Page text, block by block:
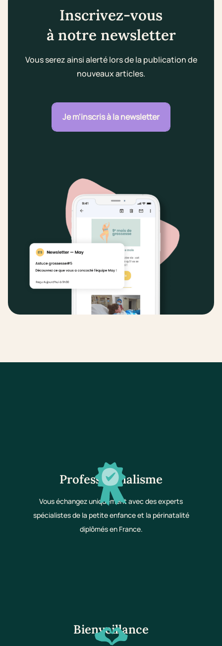
Inscrivez-vous
à notre newsletter
Vous serez ainsi alerté lors de la publication de
nouveaux articles.
Je m'inscris à la newsletter
Professionnalisme
Vous échangez uniquement avec des experts
spécialistes de la petite enfance et la périnatalité
diplômés en France.
Bienveillance